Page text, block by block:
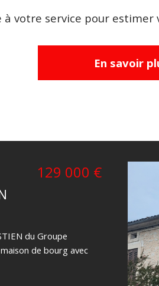
votre service pour estimer
En savoir
129 000 €
du Groupe
de bourg avec